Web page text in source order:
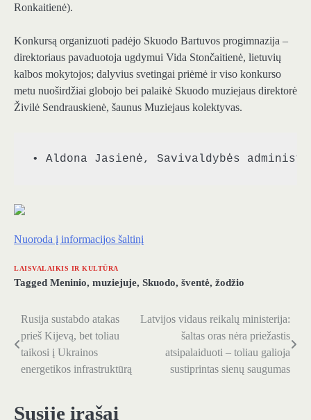
Ronkaitienė).
Konkursą organizuoti padėjo Skuodo Bartuvos progimnazija –
direktoriaus pavaduotoja ugdymui Vida Stončaitienė, lietuvių
kalbos mokytojos; dalyvius svetingai priėmė ir viso konkurso
metu nuoširdžiai globojo bei palaikė Skuodo muziejaus direktorė
Živilė Sendrauskienė, šaunus Muziejaus kolektyvas.
• Aldona Jasienė, Savivaldybės
Nuoroda į informacijos šaltinį
LAISVALAIKIS IR KULTŪRA
Tagged Meninio, muziejuje, Skuodo, šventė, žodžio
Navigacija
tarp
įrašų
Rusija sustabdo atakas
prieš Kijevą, bet toliau
taikosi į Ukrainos
energetikos infrastruktūrą
Latvijos vidaus reikalų ministerija:
šaltas oras nėra priežastis
atsipalaiduoti – toliau galioja
sustiprintas sienų saugumas
Susiję įrašai